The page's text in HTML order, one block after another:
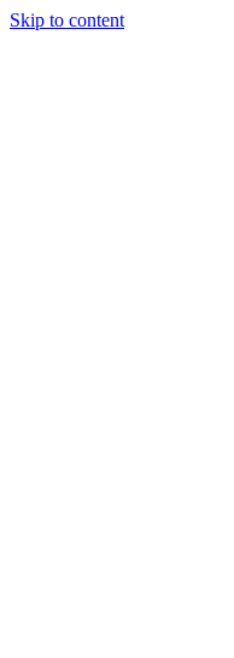
Skip to content